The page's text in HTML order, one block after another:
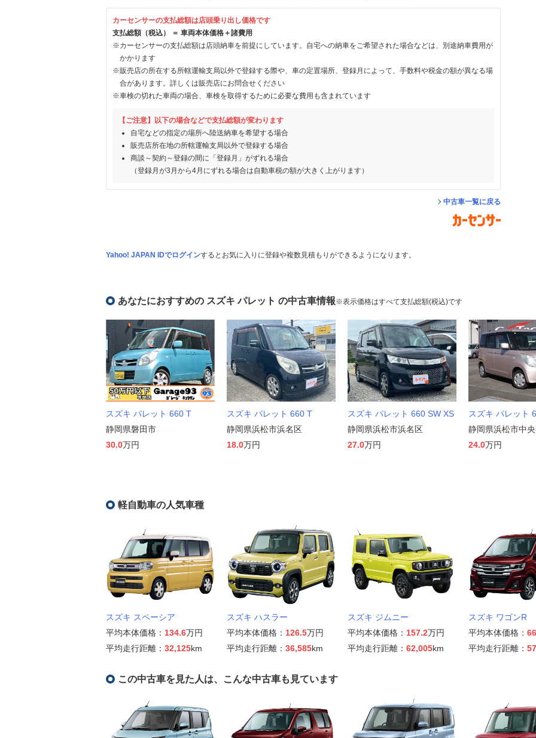
カーセンサーの支払総額は店頭乗り出し価格です
支払総額（税込） ＝ 車両本体価格＋諸費用
※カーセンサーの支払総額は店頭納車を前提にしています。自宅への納車をご希望された場合などは、別途納車費用が
かかります
※販売店の所在する所轄運輸支局以外で登録する際や、車の定置場所、登録月によって、手数料や税金の額が異なる場
合があります。詳しくは販売店にお問合せください
※車検の切れた車両の場合、車検を取得するために必要な費用も含まれています
【ご注意】以下の場合などで支払総額が変わります
自宅などの指定の場所へ陸送納車を希望する場合
販売店所在地の所轄運輸支局以外で登録する場合
商談～契約～登録の間に「登録月」がずれる場合
（登録月が3月から4月にずれる場合は自動車税の額が大きく上がります）
中古車一覧に戻る
Yahoo! JAPAN IDでログインするとお気に入りに登録や複数見積もりができるようになります。
あなたにおすすめの スズキ パレット の中古車情報※表示価格はすべて支払総額(税込)です
スズキ パレット 660 T
静岡県磐田市
30.0万円
スズキ パレット 660 T
静岡県浜松市浜名区
18.0万円
スズキ パレット 660 SW XS
静岡県浜松市浜名区
27.0万円
スズキ パレット
静岡県浜松市中
24.0万円
軽自動車の人気車種
スズキ スペーシア
平均本体価格： 134.6万円
平均走行距離： 32,125km
スズキ ハスラー
平均本体価格： 126.5万円
平均走行距離： 36,585km
スズキ ジムニー
平均本体価格： 157.2万円
平均走行距離： 62,005km
スズキ ワゴンR
平均本体価格：
平均走行距離：
この中古車を見た人は、こんな中古車も見ています